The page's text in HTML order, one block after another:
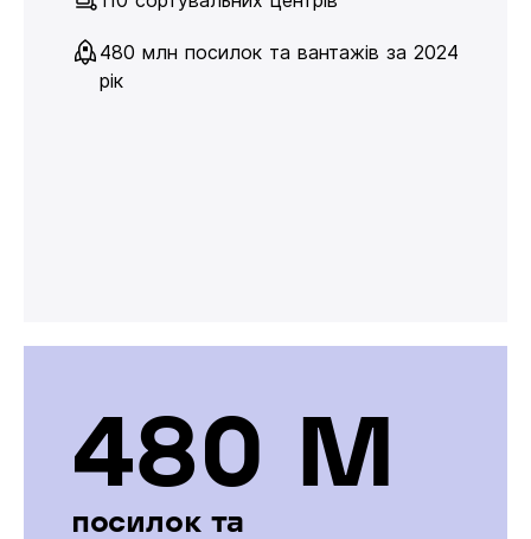
480 млн посилок та вантажів за 2024
рік
480 М
посилок та